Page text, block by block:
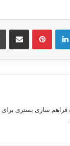
لینکدین پینترستاشتراک گذاری از
سلام، از سال 1398 با هدف